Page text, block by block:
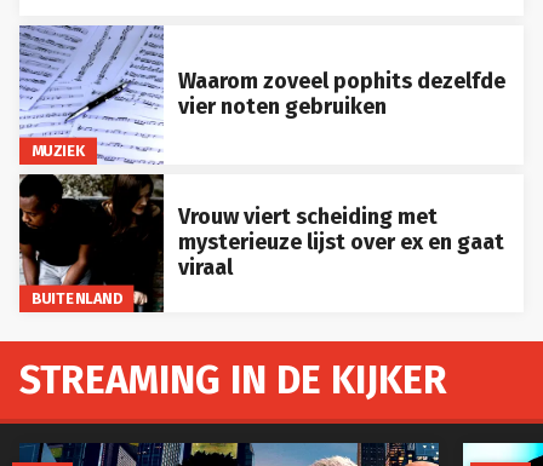
MUZIEK
Waarom zoveel pophits dezelfde
vier noten gebruiken
BUITENLAND
Vrouw viert scheiding met
mysterieuze lijst over ex en gaat
viraal
STREAMING IN DE KIJKER